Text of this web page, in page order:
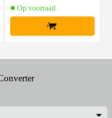
Op voorraad
+